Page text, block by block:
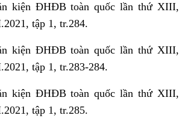
kiện ĐHĐB toàn quốc lần thứ XIII,
tập 1, tr.284.
kiện ĐHĐB toàn quốc lần thứ XIII,
tập 1, tr.283-284.
kiện ĐHĐB toàn quốc lần thứ XIII,
tập 1, tr.285.